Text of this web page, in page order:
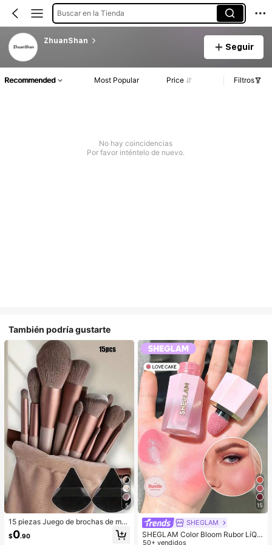
Buscar en la Tienda
ZhuanShan
Seguir
Recommended Most Popular Price Filtros
No hay coincidencias
Por favor inténtelo de nuevo.
También podría gustarte
5
15 piezas Juego de brochas de ma
quillaje, incluye 2 esponjas de maq
uillaje triangulares negras, suaves y
$0.90
15
SHEGLAM
SHEGLAM Color Bloom Rubor LíQui
do Acabado Mate-Love Cake Color
50+ vendidos